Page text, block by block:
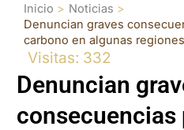
Inicio
Noticias
Denuncian graves
carbono en algunas
Visitas: 332
Denuncian
consecuencias